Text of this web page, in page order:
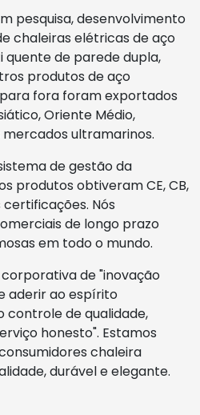
pesquisa, desenvolvimento
chaleiras elétricas de aço
quente de parede dupla,
produtos de aço
fora foram exportados
Oriente Médio,
ultramarinos.
de gestão da
produtos obtiveram CE, CB,
certificações. Nós
de longo prazo
em todo o mundo.
de "inovação
aderir ao espírito
controle de qualidade,
honesto". Estamos
chaleira
durável e elegante.